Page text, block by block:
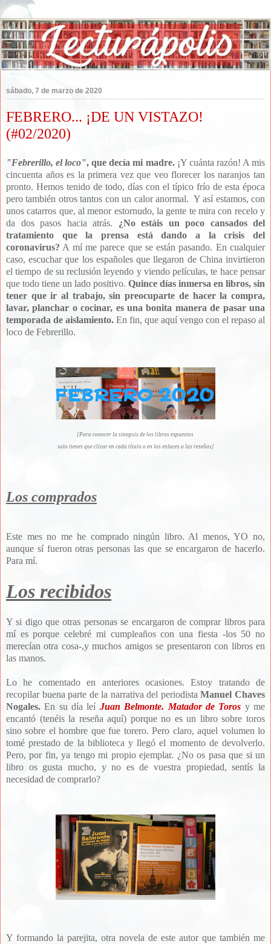
sábado, 7 de marzo de 2020
FEBRERO... ¡DE UN VISTAZO!
(#02/2020)
"Febrerillo, el loco", que decía mi madre.¡Y cuánta razón! A mis
cincuenta años es la primera vez que veo florecer los naranjos tan
pronto. Hemos tenido de todo, días con el típico frío de esta época
pero también otros tantos con un calor anormal. Y así estamos, con
unos catarros que, al menor estornudo, la gente te mira con recelo y
da dos pasos hacia atrás. ¿No estáis un poco cansados del
tratamiento que la prensa está dando a la crisis del
coronavirus? A mí me parece que se están pasando. En cualquier
caso, escuchar que los españoles que llegaron de China invirtieron
el tiempo de su reclusión leyendo y viendo películas, te hace pensar
que todo tiene un lado positivo. Quince días inmersa en libros, sin
tener que ir al trabajo, sin preocuparte de hacer la compra,
lavar, planchar o cocinar, es una bonita manera de pasar una
temporada de aislamiento. En fin, que aquí vengo con el repaso al
loco de Febrerillo.
[Para conocer la sinopsis de los libros expuestos
solo tienes que clicar en cada título o en los enlaces a las reseñas]
Los comprados
Este mes no me he comprado ningún libro. Al menos, YO no,
aunque sí fueron otras personas las que se encargaron de hacerlo.
Para mí.
Los recibidos
Y si digo que otras personas se encargaron de comprar libros para
mí es porque celebré mi cumpleaños con una fiesta -los 50 no
merecían otra cosa-,y muchos amigos se presentaron con libros en
las manos.
Lo he comentado en anteriores ocasiones. Estoy tratando de
recopilar buena parte de la narrativa del periodistaManuel Chaves
Nogales. En su día leí Juan Belmonte. Matador de Toros y me
encantó (tenéis la reseña aquí) porque no es un libro sobre toros
sino sobre el hombre que fue torero. Pero claro, aquel volumen lo
tomé prestado de la biblioteca y llegó el momento de devolverlo.
Pero, por fin, ya tengo mi propio ejemplar. ¿No os pasa que si un
libro os gusta mucho, y no es de vuestra propiedad, sentís la
necesidad de comprarlo?
Y formando la parejita, otra novela de este autor que también me